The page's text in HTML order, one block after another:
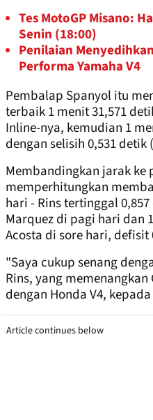
Tes MotoGP Misano:
Senin (18:00)
Penilaian
Performa Yamaha V4
Pembalap Spanyol itu
terbaik 1 menit 31,571
Inline-nya, kemudian 1
dengan selisih 0,531
Membandingkan jarak ke
memperhitungkan
hari - Rins tertinggal
Marquez di pagi hari dan
Acosta di sore hari, defisit
"Saya cukup senang
Rins, yang memenangkan
dengan Honda V4,
Article continues below